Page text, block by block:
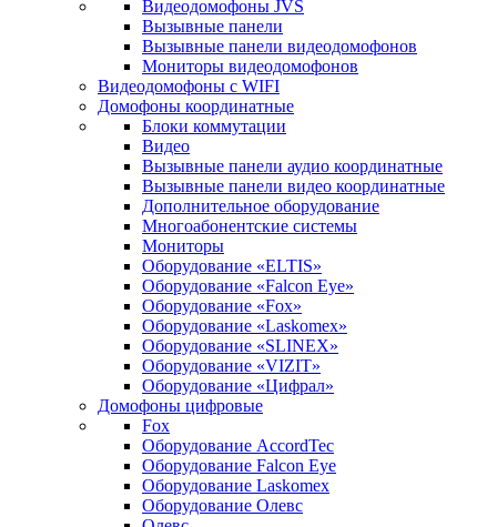
Видеодомофоны JVS
Вызывные панели
Вызывные панели видеодомофонов
Мониторы видеодомофонов
Видеодомофоны с WIFI
Домофоны координатные
Блоки коммутации
Видео
Вызывные панели аудио координатные
Вызывные панели видео координатные
Дополнительное оборудование
Многоабонентские системы
Мониторы
Оборудование «ELTIS»
Оборудование «Falcon Eye»
Оборудование «Fox»
Оборудование «Laskomex»
Оборудование «SLINEX»
Оборудование «VIZIT»
Оборудование «Цифрал»
Домофоны цифровые
Fox
Оборудование AccordTec
Оборудование Falcon Eye
Оборудование Laskomex
Оборудование Олевс